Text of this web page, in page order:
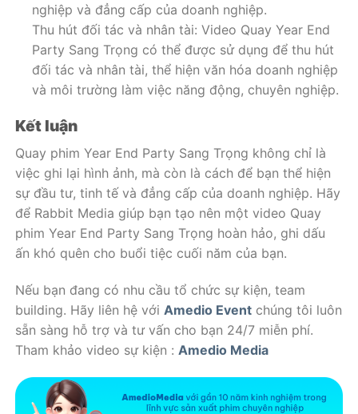
nghiệp và đẳng cấp của doanh nghiệp.
Thu hút đối tác và nhân tài: Video Quay Year End
Party Sang Trọng có thể được sử dụng để thu hút
đối tác và nhân tài, thể hiện văn hóa doanh nghiệp
và môi trường làm việc năng động, chuyên nghiệp.
Kết luận
Quay phim Year End Party Sang Trọng không chỉ là
việc ghi lại hình ảnh, mà còn là cách để bạn thể hiện
sự đầu tư, tinh tế và đẳng cấp của doanh nghiệp. Hãy
để Rabbit Media giúp bạn tạo nên một video Quay
phim Year End Party Sang Trọng hoàn hảo, ghi dấu
ấn khó quên cho buổi tiệc cuối năm của bạn.
Nếu bạn đang có nhu cầu tổ chức sự kiện, team
building. Hãy liên hệ với Amedio Event chúng tôi luôn
sẵn sàng hỗ trợ và tư vấn cho bạn 24/7 miễn phí.
Tham khảo video sự kiện : Amedio Media